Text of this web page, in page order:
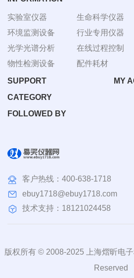
实验室仪器
环境监测设备
光学光谱分析
物性检测设备
生命科学仪器
行业专用仪器
在线过程控制
配件耗材
SUPPORT
MY
CATEGORY
FOLLOWED BY
客户热线： 400-638-1718
ebuy1718@ebuy1718.com
技术支持：18121024458
版权所有 © 2008-2025 上海熠昕电
Reserved